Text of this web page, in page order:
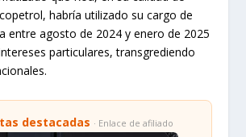
habría utilizado su cargo de
entre agosto de 2024 y enero de 2025
particulares, transgrediendo
destacadas · Enlace de afiliado